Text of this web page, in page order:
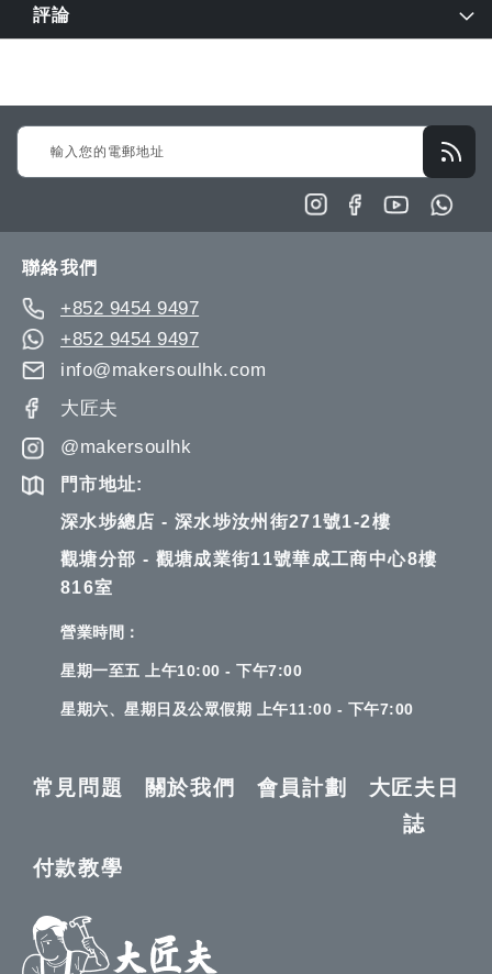
評論
Sign
Up
聯絡我們
+852 9454 9497
+852 9454 9497
info@makersoulhk.com
大匠夫
@makersoulhk
門市地址:
深水埗總店 - 深水埗汝州街271號1-2樓
觀塘分部 - 觀塘成業街11號華成工商中心8樓
816室
營業時間：
星期一至五 上午10:00 - 下午7:00
星期六、星期日及公眾假期 上午11:00 - 下午7:00
常見問題 關於我們 會員計劃
大匠夫日
誌
付款教學